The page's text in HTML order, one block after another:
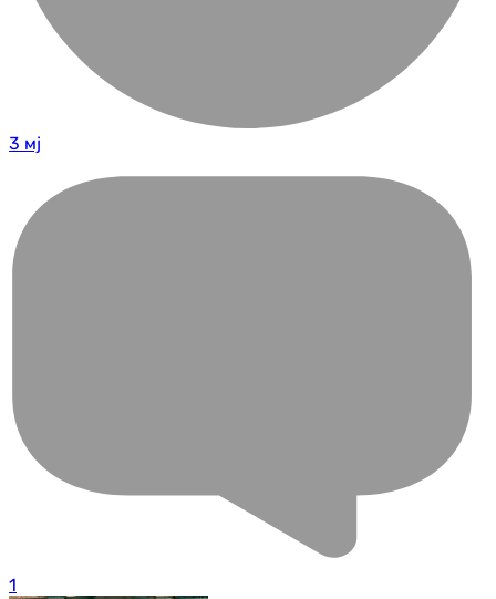
3 мј
1